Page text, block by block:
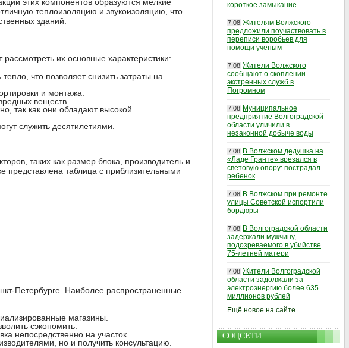
теплоизоляцию и звукоизоляцию, что
зданий.
их основные характеристики:
что позволяет снизить затраты на
и монтажа.
веществ.
так как они обладают высокой
служить десятилетиями.
таких как размер блока, производитель и
представлена таблица с приблизительными
Петербурге. Наиболее распространенные
магазины.
сэкономить.
непосредственно на участок.
но и получить консультацию.
короткое замыкание
7.08 Жителям Волжского
предложили поучаствовать в
переписи воробьев для
помощи ученым
7.08 Жители Волжского
сообщают о скоплении
экстренных служб в
Погромном
7.08 Муниципальное
предприятие Волгоградской
области уличили в
незаконной добыче воды
7.08 В Волжском дедушка на
«Ладе Гранте» врезался в
световую опору: пострадал
ребенок
7.08 В Волжском при ремонте
улицы Советской испортили
бордюры
7.08 В Волгоградской области
задержали мужчину,
подозреваемого в убийстве
75-летней матери
7.08 Жители Волгоградской
области задолжали за
электроэнергию более 635
миллионов рублей
Ещё новое на сайте
СОЦСЕТИ